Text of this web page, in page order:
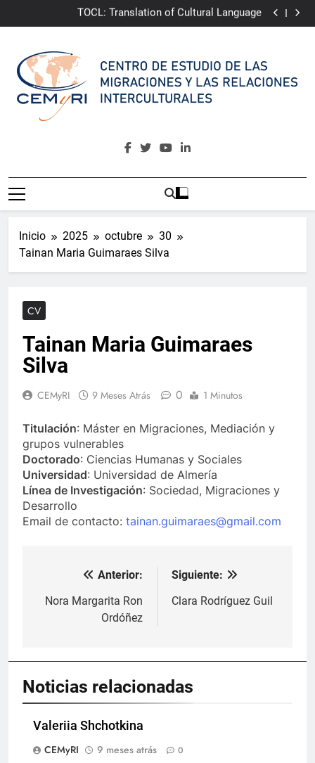
al
TOCL: Translation of Cultural Language
Community Awakening for Multicultural
Integrative Narrative of Almería
ePRI4ALL
TOCL: Translation of Cultural Language
CAMINA:Community Awakening for Multicultural
Integrative Narrative of Almería
ePRI4ALL
Centro De Estudio De Las Migraciones Y Las Relaciones
Inicio 2025 octubre
30
Tainan Maria Guimaraes Silva
CV
Tainan Maria Guimaraes
Silva
CEMyRI 9 Meses Atrás 0 1 Minutos
Titulación: Máster en Migraciones, Mediación y
grupos vulnerables
Doctorado: Ciencias Humanas y Sociales
Universidad: Universidad de Almería
Línea de Investigación: Sociedad, Migraciones y
Desarrollo
Email de contacto: tainan.guimaraes@gmail.com
Navegación
de
Anterior:
Nora Margarita Ron
Ordóñez
Siguiente:
Clara Rodríguez Guil
Noticias relacionadas
Valeriia Shchotkina
CEMyRI
9 meses atrás 0